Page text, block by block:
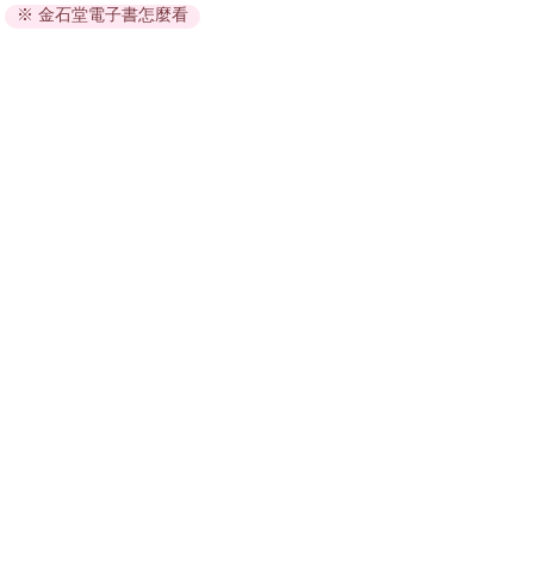
是削弱自己)的最基本方式，透過這個動作，我們會對別人發出訊
因版權保護，您在金石堂所購買的電子書僅能以金石堂專屬
※ 金石堂電子書怎麼看